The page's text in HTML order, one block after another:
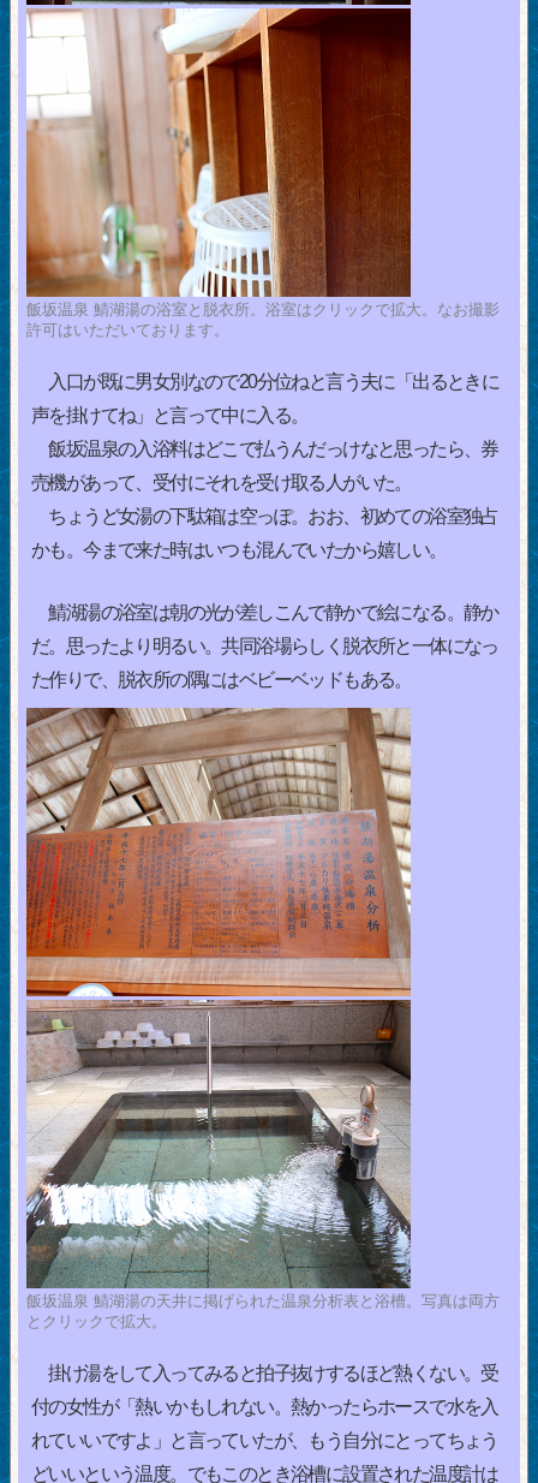
飯坂温泉 鯖湖湯の浴室と脱衣所。浴室はクリックで拡大。なお撮影
許可はいただいております。
入口が既に男女別なので20分位ねと言う夫に「出るときに
声を掛けてね」と言って中に入る。
飯坂温泉の入浴料はどこで払うんだっけなと思ったら、券
売機があって、受付にそれを受け取る人がいた。
ちょうど女湯の下駄箱は空っぽ。おお、初めての浴室独占
かも。今まで来た時はいつも混んでいたから嬉しい。
鯖湖湯の浴室は朝の光が差しこんで静かで絵になる。静か
だ。思ったより明るい。共同浴場らしく脱衣所と一体になっ
た作りで、脱衣所の隅にはベビーベッドもある。
飯坂温泉 鯖湖湯の天井に掲げられた温泉分析表と浴槽。写真は両方
とクリックで拡大。
掛け湯をして入ってみると拍子抜けするほど熱くない。受
付の女性が「熱いかもしれない。熱かったらホースで水を入
れていいですよ」と言っていたが、もう自分にとってちょう
どいいという温度。でもこのとき浴槽に設置された温度計は